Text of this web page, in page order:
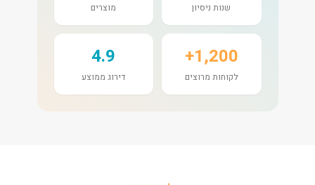
שנות ניסיון מוצרים
1,200+
לקוחות מרוצים
4.9
דירוג ממוצע